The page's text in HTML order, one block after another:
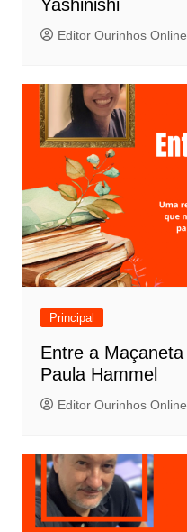
Yashinishi
Editor Ourinhos Online
Principal
Entre a
Paula Hammel
Editor Ourinhos Online